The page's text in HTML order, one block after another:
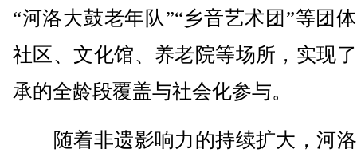
“河洛大鼓老年队”“乡音艺术团”等团
社区、文化馆、养老院等场所，实现
承的全龄段覆盖与社会化参与。
随着非遗影响力的持续扩大，河